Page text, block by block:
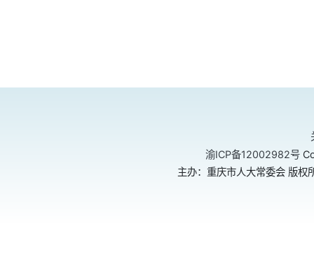
渝ICP备12002982号
主办：重庆市人大常委会 版